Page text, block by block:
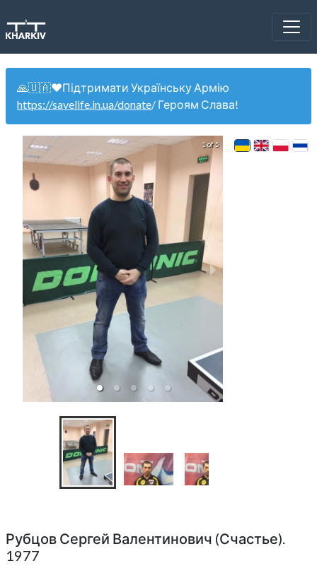
🙏🇺🇦❤️Підтримати Українську Армію
https://savelife.in.ua/donate/ Героям Слава!
1 of 5
Рубцов Сергей Валентинович (Счастье).
1977